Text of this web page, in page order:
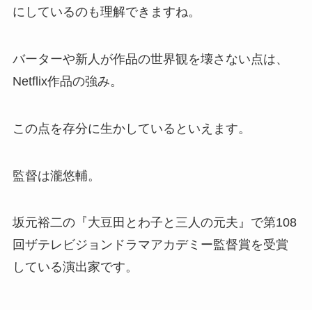
にしているのも理解できますね。
バーターや新人が作品の世界観を壊さない点は、
Netflix作品の強み。
この点を存分に生かしているといえます。
監督は瀧悠輔。
坂元裕二の『大豆田とわ子と三人の元夫』で第108
回ザテレビジョンドラマアカデミー監督賞を受賞
している演出家です。